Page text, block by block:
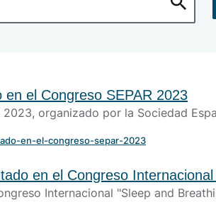
el Congreso SEPAR 2023
organizado por la Sociedad
en-el-congreso-separ-2023
en el Congreso
Internacional "Sleep and